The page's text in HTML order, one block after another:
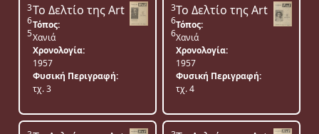
3
6
5
Το Δελτίο της Art
Τόπος:
Χανιά
Χρονολογία:
1957
Φυσική Περιγραφή:
τχ. 3
3
6
6
Το Δελτίο της Art
Τόπος:
Χανιά
Χρονολογία:
1957
Φυσική Περιγραφή:
τχ. 4